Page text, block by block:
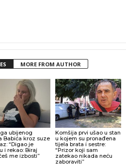
MORE FROM AUTHOR
ubijenog
Babića kroz suze
“Digao je
i rekao: Biraj
me izbosti”
Komšija prvi ušao u stan
u kojem su pronađena
tijela brata i sestre:
“Prizor koji sam
zatekao nikada neću
zaboraviti”